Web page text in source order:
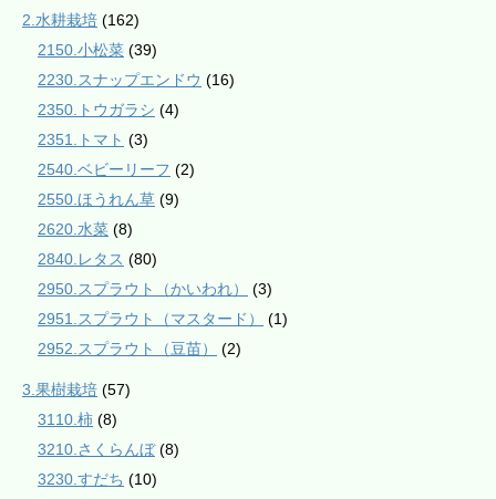
2.水耕栽培 (162)
2150.小松菜 (39)
2230.スナップエンドウ (16)
2350.トウガラシ (4)
2351.トマト (3)
2540.ベビーリーフ (2)
2550.ほうれん草 (9)
2620.水菜 (8)
2840.レタス (80)
2950.スプラウト（かいわれ）
(3)
2951.スプラウト（マスタード）
(1)
2952.スプラウト（豆苗）
(2)
3.果樹栽培 (57)
3110.柿 (8)
3210.さくらんぼ(8)
3230.すだち (10)